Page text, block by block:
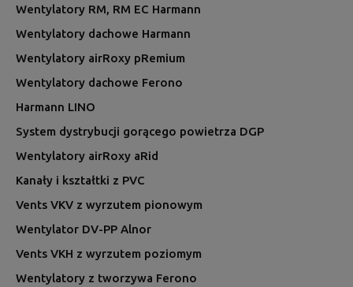
Wentylatory RM, RM EC Harmann
Wentylatory dachowe Harmann
Wentylatory airRoxy pRemium
Wentylatory dachowe Ferono
Harmann LINO
System dystrybucji gorącego powietrza DGP
Wentylatory airRoxy aRid
Kanały i kształtki z PVC
Vents VKV z wyrzutem pionowym
Wentylator DV-PP Alnor
Vents VKH z wyrzutem poziomym
Wentylatory z tworzywa Ferono